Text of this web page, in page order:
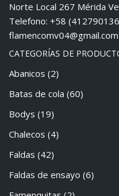
Norte Local 267 Mérida
Telefono: +58
flamencomv04@gmail.com
CATEGORÍAS DE
Abanicos (2)
Batas de cola (60)
Bodys (19)
Chalecos (4)
Faldas (42)
Faldas de ensayo (6)